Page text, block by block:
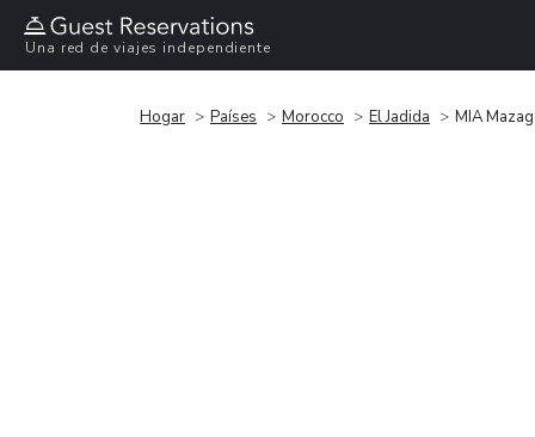
Una red de viajes independiente
Hogar Países Morocco El Jadida MIA